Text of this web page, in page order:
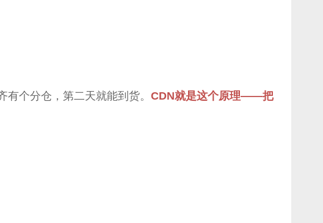
个分仓，第二天就能到货。 CDN就是这个原理——把